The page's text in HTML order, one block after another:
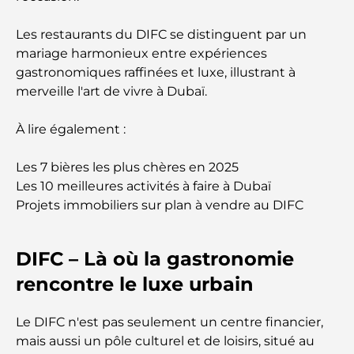
bord de la mer
Les meilleures banques de Dubaï pour les
expatriés : un guide bancaire complet
Le pays le plus cher du monde : un classement
Les meilleurs restaurants de steak à Dubaï : un
guide pour les amateurs de viande
A Brief Guide to Buying Property in Dubai (2025-
26)
meilleures options de remise en forme à Damac
Hills et aux alentours
Les restaurants du DIFC se distinguent par un
mariage harmonieux entre expériences
gastronomiques raffinées et luxe, illustrant à
merveille l'art de vivre à Dubaï.
À lire également :
Les 7 bières les plus chères en 2025
Les 10 meilleures activités à faire à Dubaï
Projets immobiliers sur plan à vendre au DIFC
DIFC – Là où la gastronomie
rencontre le luxe urbain
Le DIFC n'est pas seulement un centre financier,
mais aussi un pôle culturel et de loisirs, situé au